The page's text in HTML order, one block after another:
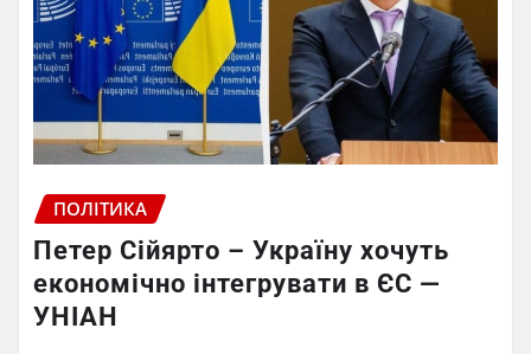
ПОЛІТИКА
Петер Сійярто – Україну хочуть
економічно інтегрувати в ЄС —
УНІАН